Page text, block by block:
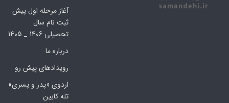
آغاز مرحله اول پیش
ثبت نام سال
تحصیلی 1406 _ 1405
درباره ما
رویدادهای پیش رو
اردوی «پدر و پسری»
تله کابین